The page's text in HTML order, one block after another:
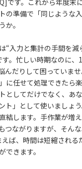
す。これから年度末
の準備で「同じような
か。
“入力と集計の手間を
。忙しい時期なのに、
んだりして困っていま
に任せて処理できたら
としてだけでなく、あ
ト」として使いましょ
結します。手作業が増
つながりますが、そん
ば、時間は短縮される
できます。